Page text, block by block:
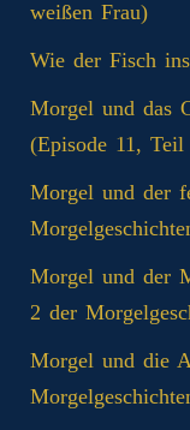
weißen Frau)
Wie der Fisch
Morgel und das
(Episode 11,
Morgel und der
Morgel und der
2 der
Morgel und die